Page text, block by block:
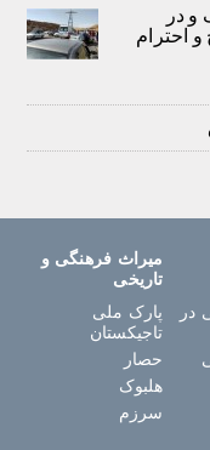
و در
احترام
در
میراث فرهنگی و
تاریخی
پارک ملی
تاجیکستان
حصار
هلبوک
سرزم